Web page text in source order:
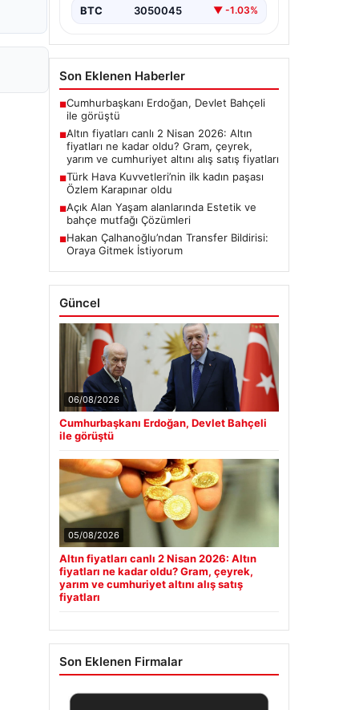
ALTIN 6548.8 ▲ +0.87%
Son Eklenen Haberler
Cumhurbaşkanı Erdoğan, Devlet Bahçeli
ile görüştü
Altın fiyatları canlı 2 Nisan 2026: Altın
fiyatları ne kadar oldu? Gram, çeyrek,
yarım ve cumhuriyet altını alış satış fiyatları
Türk Hava Kuvvetleri’nin ilk kadın paşası
Özlem Karapınar oldu
Açık Alan Yaşam alanlarında Estetik ve
bahçe mutfağı Çözümleri
Hakan Çalhanoğlu’ndan Transfer Bildirisi:
Oraya Gitmek İstiyorum
Güncel
06/08/2026
Cumhurbaşkanı Erdoğan, Devlet Bahçeli
ile görüştü
05/08/2026
Altın fiyatları canlı 2 Nisan 2026: Altın
fiyatları ne kadar oldu? Gram, çeyrek,
yarım ve cumhuriyet altını alış satış